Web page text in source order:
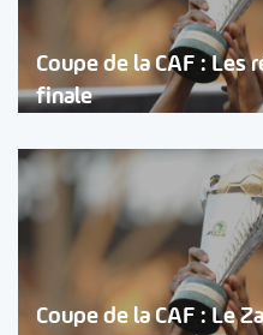
Coupe de la CAF :
finale
Coupe de la CAF : Le